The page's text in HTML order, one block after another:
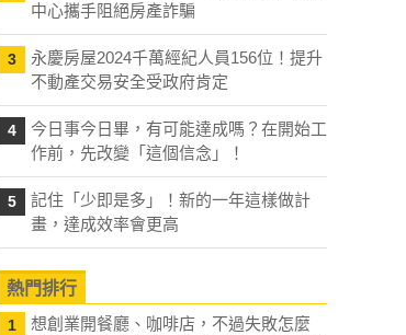
中心攜手阻絕房產詐騙
3
永慶房屋2024千萬經紀人員156位！提升
不動產交易安全受政府肯定
4
今日事今日畢，有可能達成嗎？在開始工
作前，先改變「這個信念」！
5
記住「少即是多」！新的一年這樣做計
畫，達成效率會更高
熱門排行
1
想創業開餐廳、咖啡店，不過失敗怎麼